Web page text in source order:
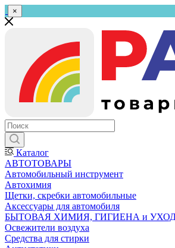
×
Каталог
АВТОТОВАРЫ
Автомобильный инструмент
Автохимия
Щетки, скребки автомобильные
Аксессуары для автомобиля
БЫТОВАЯ ХИМИЯ, ГИГИЕНА и
Освежители воздуха
Средства для стирки